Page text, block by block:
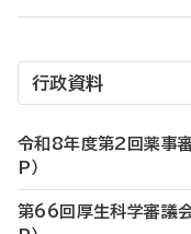
行政資料
令和8年度第2回薬事
P）
第66回厚生科学審議会